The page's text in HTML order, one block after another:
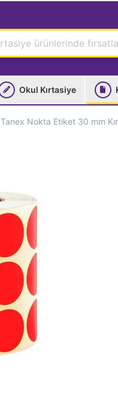
Okul Kırtasiye
Tanex Nokta Etiket 30 mm